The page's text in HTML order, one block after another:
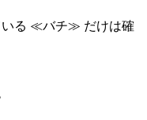
いる ≪バチ≫ だけは確